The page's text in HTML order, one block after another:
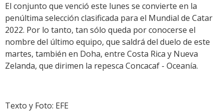
El conjunto que venció este lunes se convierte en la
penúltima selección clasificada para el Mundial de Catar
2022. Por lo tanto, tan sólo queda por conocerse el
nombre del último equipo, que saldrá del duelo de este
martes, también en Doha, entre Costa Rica y Nueva
Zelanda, que dirimen la repesca Concacaf - Oceanía.
Texto y Foto: EFE